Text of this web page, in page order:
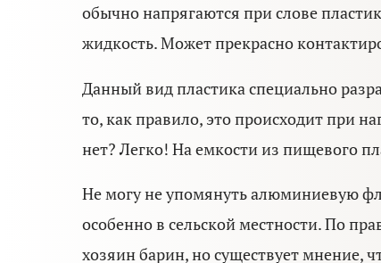
обычно напрягаются при слове
жидкость. Может прекрасно
Данный вид пластика специально
то, как правило, это происходит при
нет? Легко! На емкости из пищевого
Не могу не упомянуть алюминиевую
особенно в сельской местности. По
хозяин барин, но существует мнение,